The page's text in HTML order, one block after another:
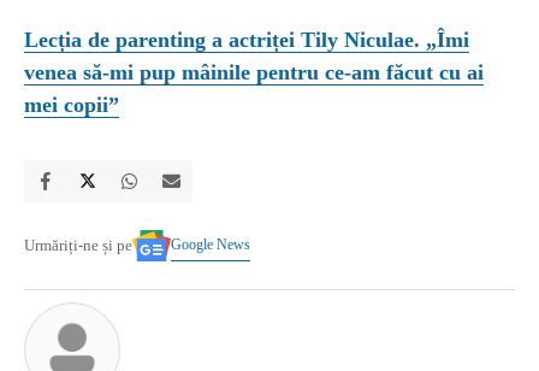
Lecția de parenting a actriței Tily Niculae. „Îmi
venea să-mi pup mâinile pentru ce-am făcut cu ai
mei copii”
Urmăriți-ne și pe Google News